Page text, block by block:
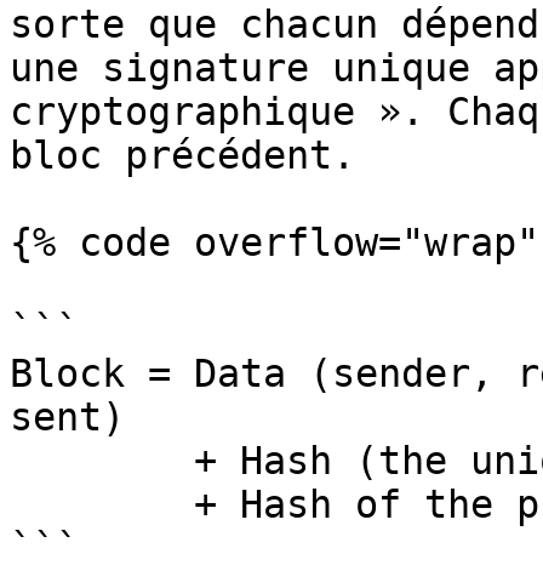
sorte que chacun
une signature unique
cryptographique ».
bloc précédent.
{% code
```
Block = Data (sender,
sent)
```